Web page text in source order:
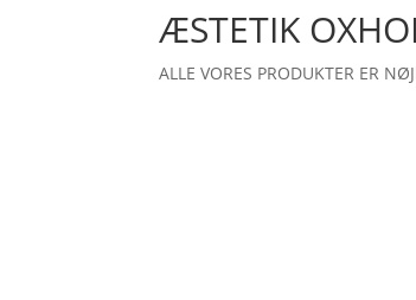
ÆSTETIK
ALLE VORES PRODUKTER ER